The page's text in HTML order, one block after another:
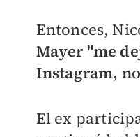
Entonces,
Mayer "me
Instagram,
El ex